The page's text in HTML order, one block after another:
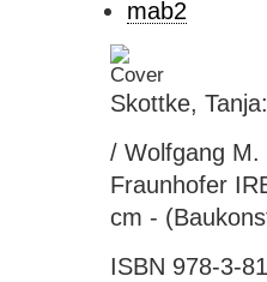
mab2
Skottke,
/ Wolfgang
Fraunhofer
cm -
ISBN 978-3-